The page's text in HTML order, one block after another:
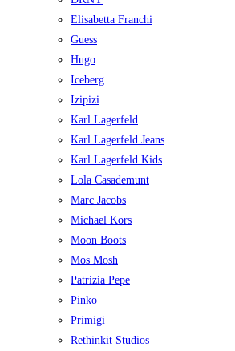
Elisabetta Franchi
Guess
Hugo
Iceberg
Izipizi
Karl Lagerfeld
Karl Lagerfeld Jeans
Karl Lagerfeld Kids
Lola Casademunt
Marc Jacobs
Michael Kors
Moon Boots
Mos Mosh
Patrizia Pepe
Pinko
Primigi
Rethinkit Studios